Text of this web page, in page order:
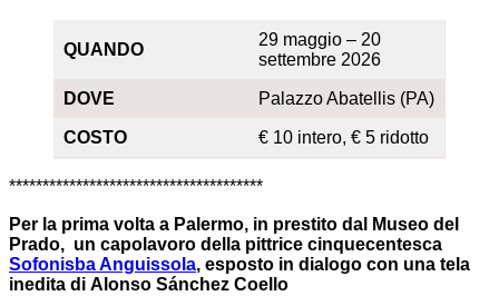
QUANDO
29 maggio – 20
settembre 2026
DOVE Palazzo Abatellis (PA)
COSTO € 10 intero, € 5 ridotto
**************************************
Per la prima volta a Palermo, in prestito dal Museo del
Prado, un capolavoro della pittrice cinquecentesca
Sofonisba Anguissola, esposto in dialogo con una tela
inedita di Alonso Sánchez Coello